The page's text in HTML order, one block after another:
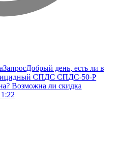
ЗапросДобрый день, есть ли в
СПДС СПДС-50-Р
Возможна ли скидка